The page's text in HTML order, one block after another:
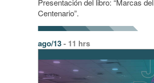
Presentación del libro: “Marcas del
Centenario”.
ago/13- 11 hrs